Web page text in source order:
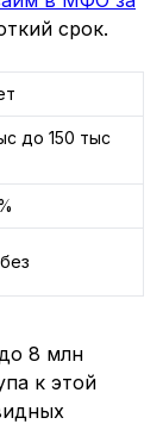
срок.
до 150 тыс
8 млн
к этой